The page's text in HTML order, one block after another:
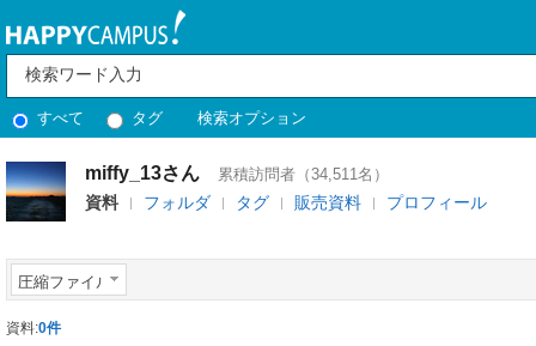
すべて タグ 検索オプション
miffy_13さん 累積訪問者（34,511名）
資料 フォルダ タグ 販売資料 プロフィール
圧縮ファイル
資料:0件